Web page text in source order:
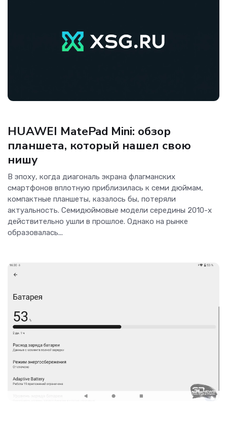
HUAWEI MatePad Mini: обзор
планшета, который нашел свою
нишу
В эпоху, когда диагональ экрана флагманских
смартфонов вплотную приблизилась к семи дюймам,
компактные планшеты, казалось бы, потеряли
актуальность. Семидюймовые модели середины 2010-х
действительно ушли в прошлое. Однако на рынке
образовалась...